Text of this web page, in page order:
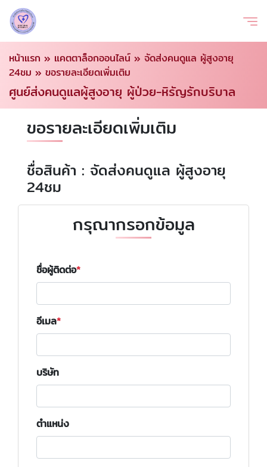
หน้าแรก » แคตตาล็อกออนไลน์ » จัดส่งคนดูแล ผู้สูงอายุ
24ชม » ขอรายละเอียดเพิ่มเติม
ศูนย์ส่งคนดูแลผู้สูงอายุ ผู้ป่วย-หิรัญรักบริบาล
ขอรายละเอียดเพิ่มเติม
ชื่อสินค้า : จัดส่งคนดูแล ผู้สูงอายุ
24ชม
กรุณากรอกข้อมูล
ชื่อผู้ติดต่อ
อีเมล
บริษัท
ตำแหน่ง